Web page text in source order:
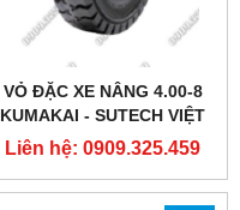
VỎ ĐẶC XE NÂNG 4.00-8
KUMAKAI - SUTECH VIỆT
NAM
Liên hệ: 0909.325.459